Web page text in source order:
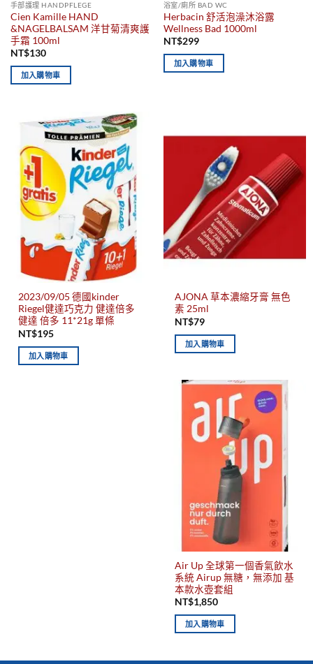
手部護理 HANDPFLEGE
Cien Kamille HAND
&NAGELBALSAM 洋甘菊清爽護
手霜 100ml
NT$130
加入購物車
浴室/廁所 BAD WC
Herbacin 舒活泡澡沐浴露
Wellness Bad 1000ml
NT$299
加入購物車
2023/09/05 德國kinder
Riegel健達巧克力 健達倍多
健達 倍多 11*21g 單條
NT$195
加入購物車
AJONA 草本濃縮牙膏 無色
素 25ml
NT$79
加入購物車
Air Up 全球第一個香氣飲水
系統 Airup 無糖，無添加 基
本款水壺套組
NT$1,850
加入購物車